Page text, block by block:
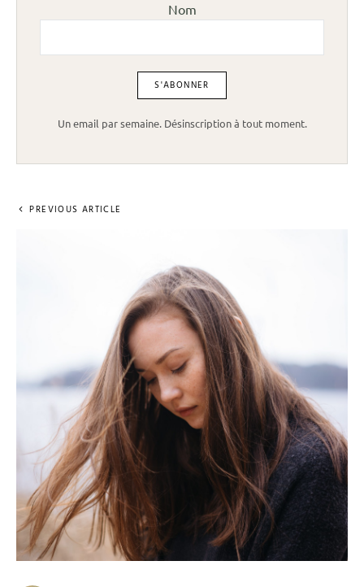
Nom
Un email par semaine. Désinscription à tout moment.
PREVIOUS ARTICLE